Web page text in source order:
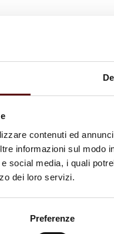
contenuti ed
informazioni sul
social media, i quali
dei loro servizi.
Preferenze